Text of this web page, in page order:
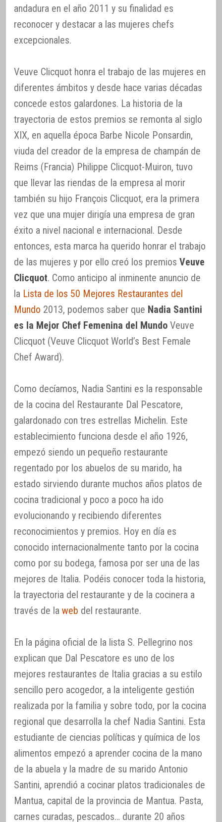
andadura en el año 2011 y su finalidad es
reconocer y destacar a las mujeres chefs
excepcionales.
Veuve Clicquot honra el trabajo de las mujeres en
diferentes ámbitos y desde hace varias décadas
concede estos galardones. La historia de la
trayectoria de estos premios se remonta al siglo
XIX, en aquella época Barbe Nicole Ponsardin,
viuda del creador de la empresa de champán de
Reims (Francia) Philippe Clicquot-Muiron, tuvo
que llevar las riendas de la empresa al morir
también su hijo François Clicquot, era la primera
vez que una mujer dirigía una empresa de gran
éxito a nivel nacional e internacional. Desde
entonces, esta marca ha querido honrar el trabajo
de las mujeres y por ello creó los premios Veuve
Clicquot. Como anticipo al inminente anuncio de
la Lista de los 50 Mejores Restaurantes del
Mundo 2013, podemos saber que Nadia Santini
es la Mejor Chef Femenina del Mundo Veuve
Clicquot (Veuve Clicquot World’s Best Female
Chef Award).
Como decíamos, Nadia Santini es la responsable
de la cocina del Restaurante Dal Pescatore,
galardonado con tres estrellas Michelin. Este
establecimiento funciona desde el año 1926,
empezó siendo un pequeño restaurante
regentado por los abuelos de su marido, ha
estado sirviendo durante muchos años platos de
cocina tradicional y poco a poco ha ido
evolucionando y recibiendo diferentes
reconocimientos y premios. Hoy en día es
conocido internacionalmente tanto por la cocina
como por su bodega, famosa por ser una de las
mejores de Italia. Podéis conocer toda la historia,
la trayectoria del restaurante y de la cocinera a
través de la web del restaurante.
En la página oficial de la lista S. Pellegrino nos
explican que Dal Pescatore es uno de los
mejores restaurantes de Italia gracias a su estilo
sencillo pero acogedor, a la inteligente gestión
realizada por la familia y sobre todo, por la cocina
regional que desarrolla la chef Nadia Santini. Esta
estudiante de ciencias políticas y química de los
alimentos empezó a aprender cocina de la mano
de la abuela y la madre de su marido Antonio
Santini, aprendió a cocinar platos tradicionales de
Mantua, capital de la provincia de Mantua. Pasta,
carnes curadas, pescados… durante 20 años